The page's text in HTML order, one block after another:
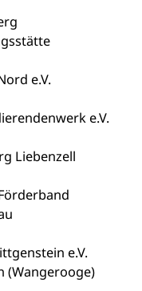
e.V.
e.V.
Liebenzell
e.V.
(Wangerooge)